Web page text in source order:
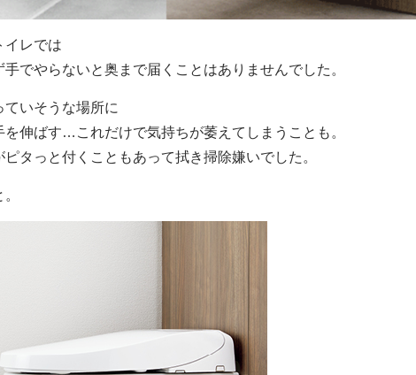
イレでは
でやらないと奥まで届くことはありませんでした。
ていそうな場所に
を伸ばす…これだけで気持ちが萎えてしまうことも。
タっと付くこともあって拭き掃除嫌いでした。